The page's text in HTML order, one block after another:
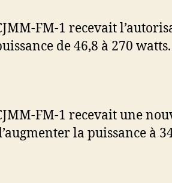
FM-1 recevait
de 46,8 à 270 watts.
FM-1 recevait une
la puissance à